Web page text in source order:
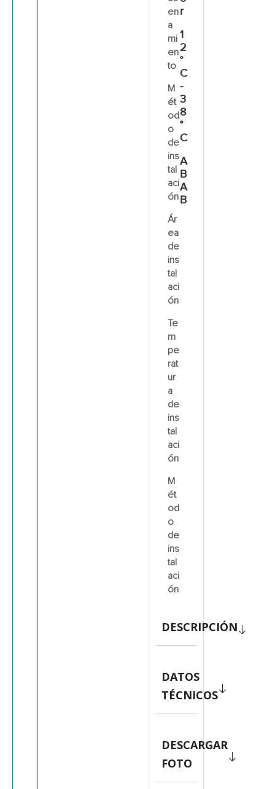
en
a
mi
en
to
M
ét
od
o
de
ins
tal
aci
ón
Ár
ea
de
ins
tal
aci
ón
Te
m
pe
rat
ur
a
de
ins
tal
aci
ón
M
ét
od
o
de
ins
tal
aci
ón
r
1
2
°
C
-
3
8
°
C
A
B
A
B
DESCRIPCIÓN
DATOS
TÉCNICOS
DESCARGAR
FOTO